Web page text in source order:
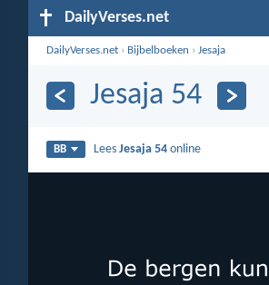
DailyVerses.net
DailyVerses.net › Bijbelboeken ›Jesaja
Jesaja 54
BB LeesJesaja 54 online